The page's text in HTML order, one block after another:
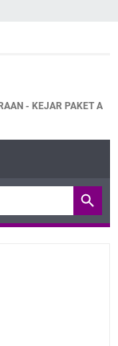
- KEJAR PAKET A